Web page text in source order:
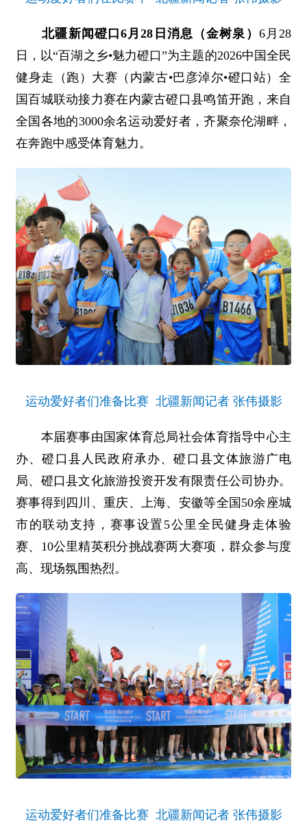
北疆新闻磴口6月28日消息（金树泉） 6月28
日，以“百湖之乡•魅力磴口”为主题的2026中国全民
健身走（跑）大赛（内蒙古•巴彦淖尔•磴口站）全
国百城联动接力赛在内蒙古磴口县鸣笛开跑，来自
全国各地的3000余名运动爱好者，齐聚奈伦湖畔，
在奔跑中感受体育魅力。
运动爱好者们准备比赛 北疆新闻记者 张伟摄影
本届赛事由国家体育总局社会体育指导中心主
办、磴口县人民政府承办、磴口县文体旅游广电
局、磴口县文化旅游投资开发有限责任公司协办。
赛事得到四川、重庆、上海、安徽等全国50余座城
市的联动支持，赛事设置5公里全民健身走体验
赛、10公里精英积分挑战赛两大赛项，群众参与度
高、现场氛围热烈。
运动爱好者们准备比赛 北疆新闻记者 张伟摄影